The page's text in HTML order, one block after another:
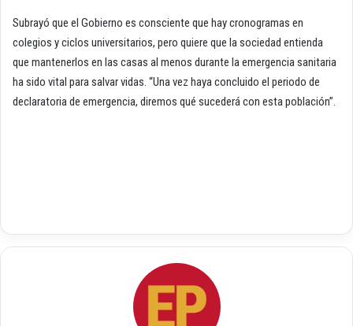
Subrayó que el Gobierno es consciente que hay cronogramas en
colegios y ciclos universitarios, pero quiere que la sociedad entienda
que mantenerlos en las casas al menos durante la emergencia sanitaria
ha sido vital para salvar vidas. “Una vez haya concluido el periodo de
declaratoria de emergencia, diremos qué sucederá con esta población”.